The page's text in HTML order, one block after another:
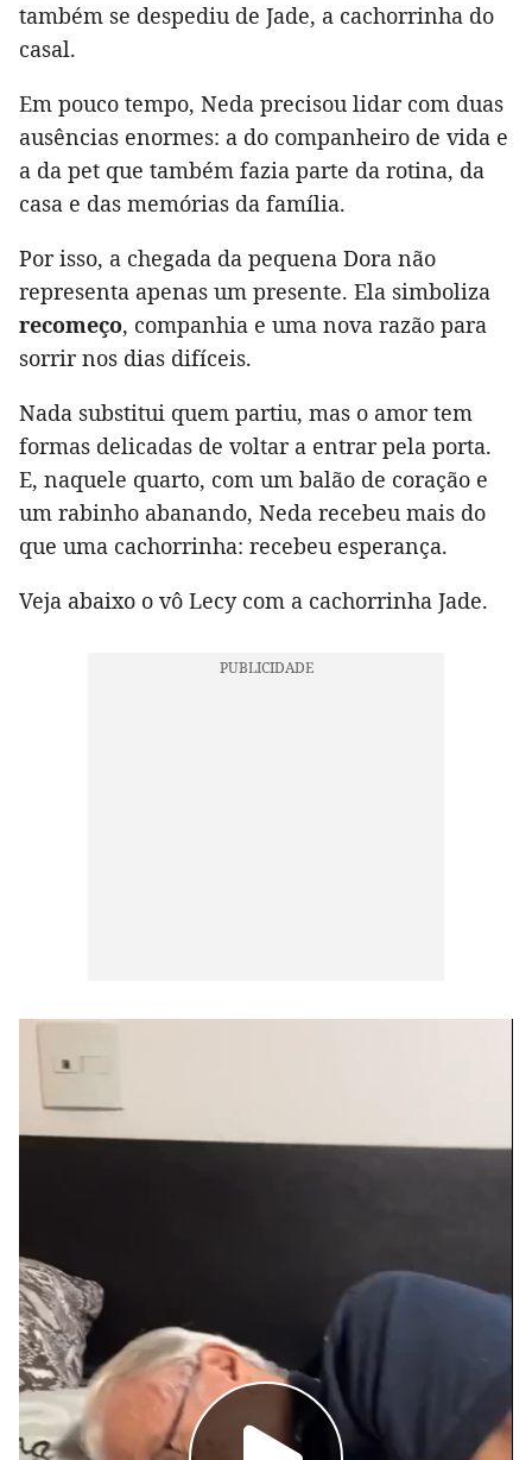
também se despediu de Jade, a cachorrinha do
casal.
Em pouco tempo, Neda precisou lidar com duas
ausências enormes: a do companheiro de vida e
a da pet que também fazia parte da rotina, da
casa e das memórias da família.
Por isso, a chegada da pequena Dora não
representa apenas um presente. Ela simboliza
recomeço, companhia e uma nova razão para
sorrir nos dias difíceis.
Nada substitui quem partiu, mas o amor tem
formas delicadas de voltar a entrar pela porta.
E, naquele quarto, com um balão de coração e
um rabinho abanando, Neda recebeu mais do
que uma cachorrinha: recebeu esperança.
Veja abaixo o vô Lecy com a cachorrinha Jade.